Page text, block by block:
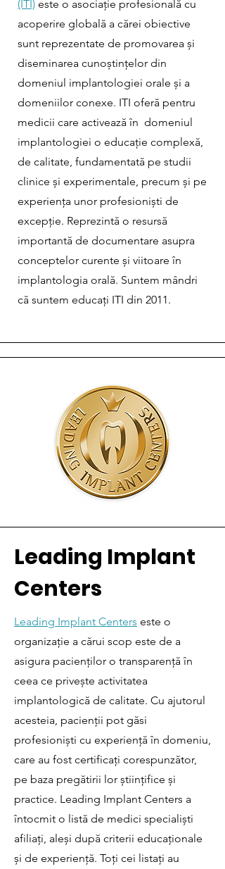
(ITI) este o asociație profesională cu
acoperire globală a cărei obiective
sunt reprezentate de promovarea și
diseminarea cunoștințelor din
domeniul implantologiei orale și a
domeniilor conexe. ITI oferă pentru
medicii care activează în domeniul
implantologiei o educație complexă,
de calitate, fundamentată pe studii
clinice și experimentale, precum și pe
experiența unor profesioniști de
excepție. Reprezintă o resursă
importantă de documentare asupra
conceptelor curente și viitoare în
implantologia orală. Suntem mândri
că suntem educați ITI din 2011.
Leading Implant
Centers
Leading Implant Centers este o
organizație a cărui scop este de a
asigura pacienților o transparență în
ceea ce privește activitatea
implantologică de calitate. Cu ajutorul
acesteia, pacienții pot găsi
profesioniști cu experiență în domeniu,
care au fost certificați corespunzător,
pe baza pregătirii lor științifice și
practice. Leading Implant Centers a
întocmit o listă de medici specialiști
afiliați, aleși după criterii educaționale
și de experiență. Toți cei listați au